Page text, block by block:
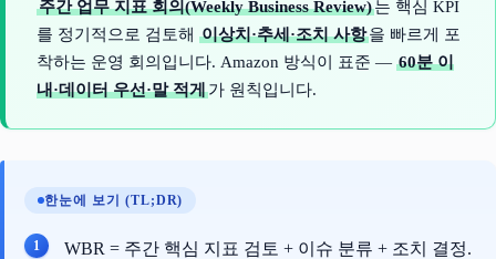
주간 업무 지표 회의(Weekly Business Review)는 핵심 KPI
를 정기적으로 검토해 이상치·추세·조치 사항을 빠르게 포
착하는 운영 회의입니다. Amazon 방식이 표준 — 60분 이
내·데이터 우선·말 적게가 원칙입니다.
한눈에 보기 (TL;DR)
WBR = 주간 핵심 지표 검토 + 이슈 분류 + 조치 결정.